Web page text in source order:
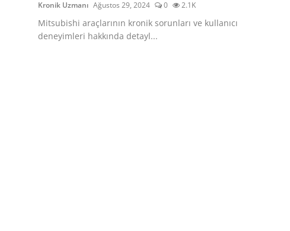
Kronik Uzmanı Ağustos 29, 2024 0 2.1K
Mitsubishi araçlarının kronik sorunları ve kullanıcı
deneyimleri hakkında detayl...